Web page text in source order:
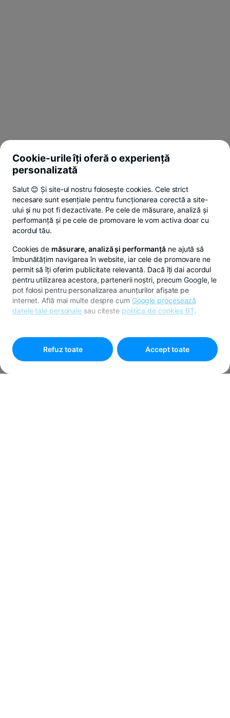
Cookie-urile îți oferă o experiență
personalizată
Salut 😊 Și site-ul nostru folosește cookies. Cele strict
necesare sunt esențiale pentru funcționarea corectă a site-
ului și nu pot fi dezactivate. Pe cele de măsurare, analiză și
performanță și pe cele de promovare le vom activa doar cu
acordul tău.
Cookies de măsurare, analiză și performanță ne ajută să
îmbunătățim navigarea în website, iar cele de promovare ne
permit să îți oferim publicitate relevantă. Dacă îți dai acordul
pentru utilizarea acestora, partenerii noștri, precum Google, le
pot folosi pentru personalizarea anunțurilor afișate pe
internet. Află mai multe despre cum Google procesează
datele tale personale sau citeste politica de cookies BT.
cookies"
Refuz toate
Accept toate